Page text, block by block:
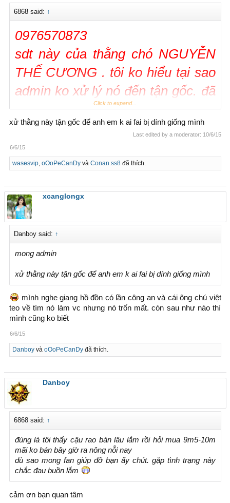
Rất mong ADM quan tâm, xem xét cho trường hợp này.
6868 said: ↑
0976570873
sdt này của thằng chó NGUYỄN
THẾ CƯƠNG . tôi ko hiểu tại sao
admin ko xử lý nó đến tận gốc. đã
bao nhiêu topic giao dịch và
admin đã nói sẽ giải quyết mà vẫn
để con sâu làm rầu nồi canh này
Click to expand...
xử thằng này tận gốc để anh em k ai fai bị dính giống mình
Last edited by a moderator: 10/6/15
6/6/15
wasesvip, oOoPeCanDyvà Conan.ss8đã thích.
xcanglongx
Danboy said: ↑
mong admin
xử thằng này tận gốc để anh em k ai fai bị dính giống mình
mình nghe giang hồ đồn có lần công an và cái ông chú việt
teo về tìm nó làm vc nhưng nó trốn mất. còn sau như nào thì
mình cũng ko biết
6/6/15
Danboyvà oOoPeCanDyđã thích.
Danboy
6868 said: ↑
đúng là tôi thấy cậu rao bán lâu lắm rồi hỏi mua 9m5-10m
mãi ko bán bây giờ ra nông nỗi nay
dù sao mong fan giúp đỡ bạn ấy chút. gặp tình trạng này
chắc đau buồn lắm
cảm ơn bạn quan tâm